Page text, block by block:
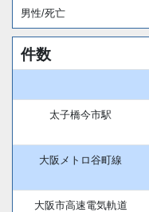
男性/死亡
件数
太子橋今市駅
大阪メトロ谷町線
大阪市高速電気軌道